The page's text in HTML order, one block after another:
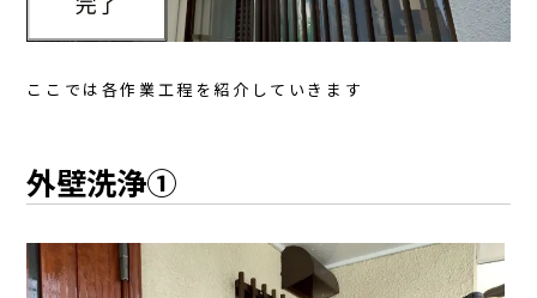
ここでは各作業工程を紹介していきます
外壁洗浄①